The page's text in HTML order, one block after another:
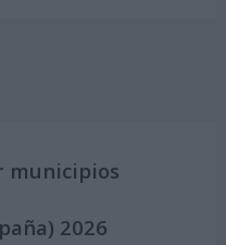
municipios
2026